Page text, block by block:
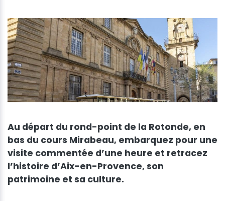
Au départ du rond-point de la Rotonde, en
bas du cours Mirabeau, embarquez pour une
visite commentée d’une heure et retracez
l’histoire d’Aix-en-Provence, son
patrimoine et sa culture.